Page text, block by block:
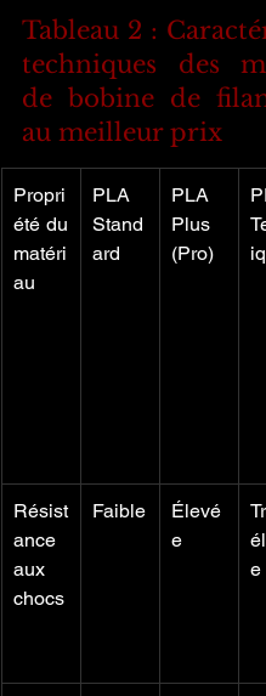
Tableau 2 :
techniques des
de bobine de
au meilleur prix
Propri
été du
matéri
au
PLA
Stand
ard
PLA
Plus
(Pro)
Résist
ance
aux
chocs
Faible
Élevé
e
e